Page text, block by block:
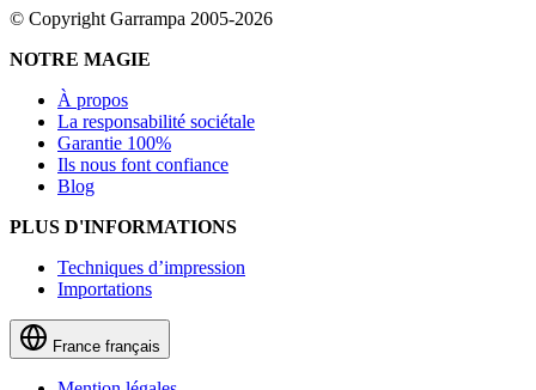
© Copyright Garrampa 2005-2026
NOTRE MAGIE
À propos
La responsabilité sociétale
Garantie 100%
Ils nous font confiance
Blog
PLUS D'INFORMATIONS
Techniques d’impression
Importations
France français